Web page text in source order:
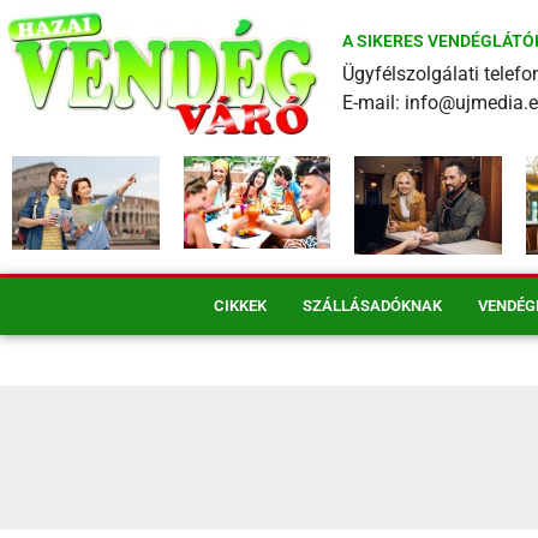
A SIKERES
Ügyfélszolgálati
E-mail:
CIKKEK SZÁLLÁSADÓKNAK